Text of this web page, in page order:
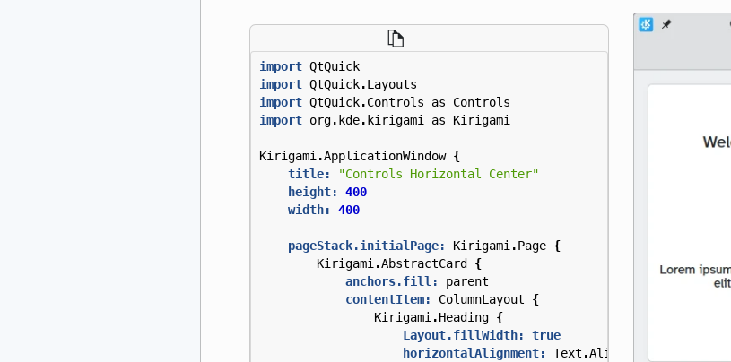
import QtQuick
import QtQuick.Layouts
import QtQuick.Controls as
Controls
import org.kde.kirigami as Kirigami
Kirigami .ApplicationWindow {
title:
"Controls Horizontal Center"
height:
400
width:
400
pageStack.initialPage: Kirigami .Page {
Kirigami .AbstractCard {
anchors.fill:
parent
contentItem:
ColumnLayout
{
Kirigami .Heading {
Layout.fillWidth:
true
horizontalAlignment:
Text .AlignHCenter